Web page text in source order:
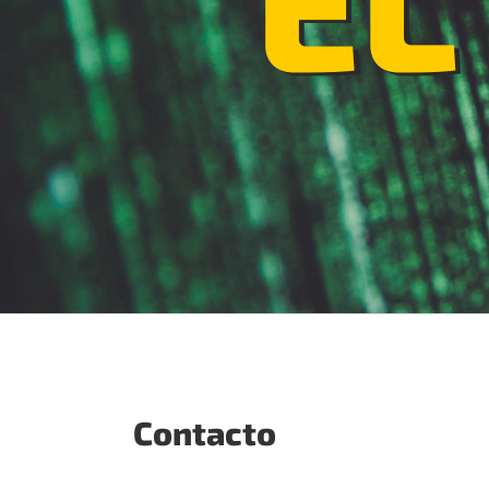
Contacto